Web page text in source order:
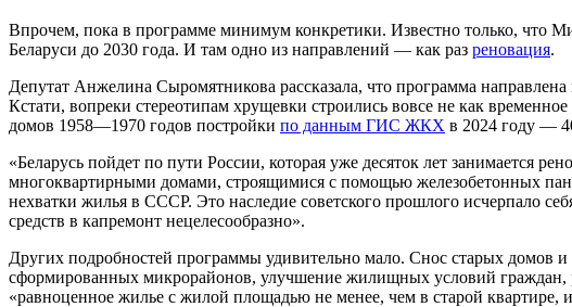
Впрочем, пока в программе минимум конкретики. Известно только, что
Беларуси до 2030 года. И там одно из направлений — как раз реновация.
Депутат Анжелина Сыромятникова рассказала, что программа
Кстати, вопреки стереотипам хрущевки строились вовсе не как
домов 1958—1970 годов постройки по данным ГИС ЖКХ в 2024 году —
«Беларусь пойдет по пути России, которая уже десяток лет
многоквартирными домами, строящимися с помощью железобетонных
нехватки жилья в СССР. Это наследие советского прошлого исчерпало
средств в капремонт нецелесообразно».
Других подробностей программы удивительно мало. Снос старых домов
сформированных микрорайонов, улучшение жилищных условий граждан,
«равноценное жилье с жилой площадью не менее, чем в старой квартире,